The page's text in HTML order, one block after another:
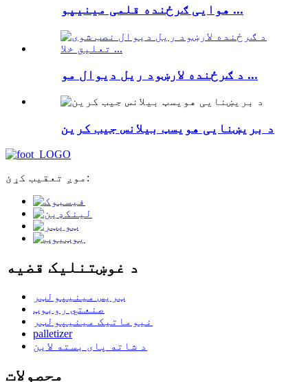
هوایی ګرځنده قلمی مینیپو ...
د ګرځنده لارښود ریل دیوال مو ...
د بریښنایی هویسټ بیلانس جیب کرین
موږ تعقیب کړئ:
د غوښتنلیک قضیه
ټریس مینیپولټر
صنعتي روبوټ
نیوماتیک مینیپولټر
palletizer
د شاته پای بسته لاین
محصولات